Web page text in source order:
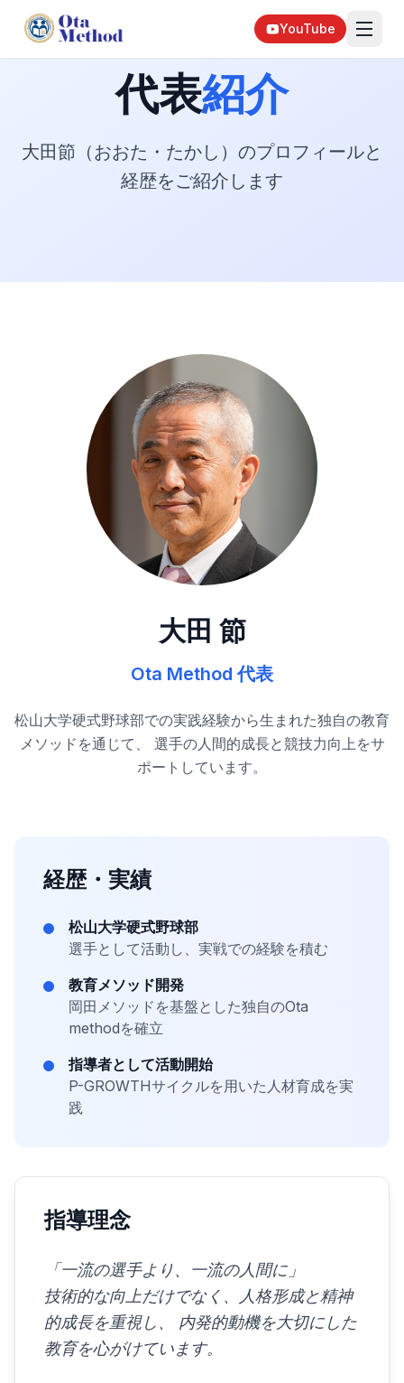
YouTube
代表紹介
大田節（おおた・たかし）のプロフィールと
経歴をご紹介します
大田 節
Ota Method 代表
松山大学硬式野球部での実践経験から生まれた独自の教育
メソッドを通じて、 選手の人間的成長と競技力向上をサ
ポートしています。
経歴・実績
松山大学硬式野球部
選手として活動し、実戦での経験を積む
教育メソッド開発
岡田メソッドを基盤とした独自のOta
methodを確立
指導者として活動開始
P-GROWTHサイクルを用いた人材育成を実
践
指導理念
「一流の選手より、一流の人間に」
技術的な向上だけでなく、人格形成と精神
的成長を重視し、 内発的動機を大切にした
教育を心がけています。